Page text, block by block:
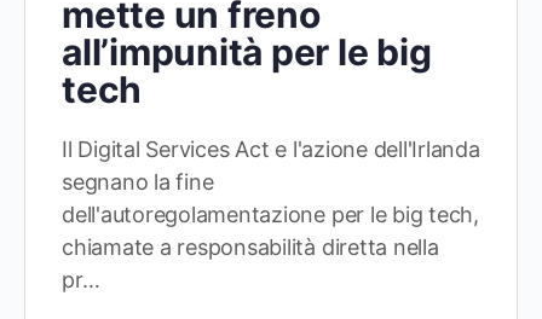
mette un freno
all’impunità per le big
tech
Il Digital Services Act e l'azione dell'Irlanda
segnano la fine
dell'autoregolamentazione per le big tech,
chiamate a responsabilità diretta nella
pr…